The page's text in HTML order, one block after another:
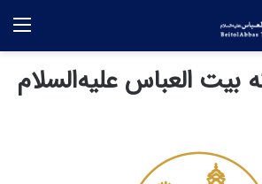
بیت العباس علیه‌السلام